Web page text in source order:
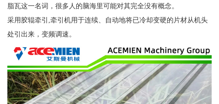
脂瓦这一名词，很多人的脑海里可能对其完全没有概念。
采用胶辊牵引,牵引机用于连续、自动地将已冷却变硬的片材从机头
处引出来，变频调速。